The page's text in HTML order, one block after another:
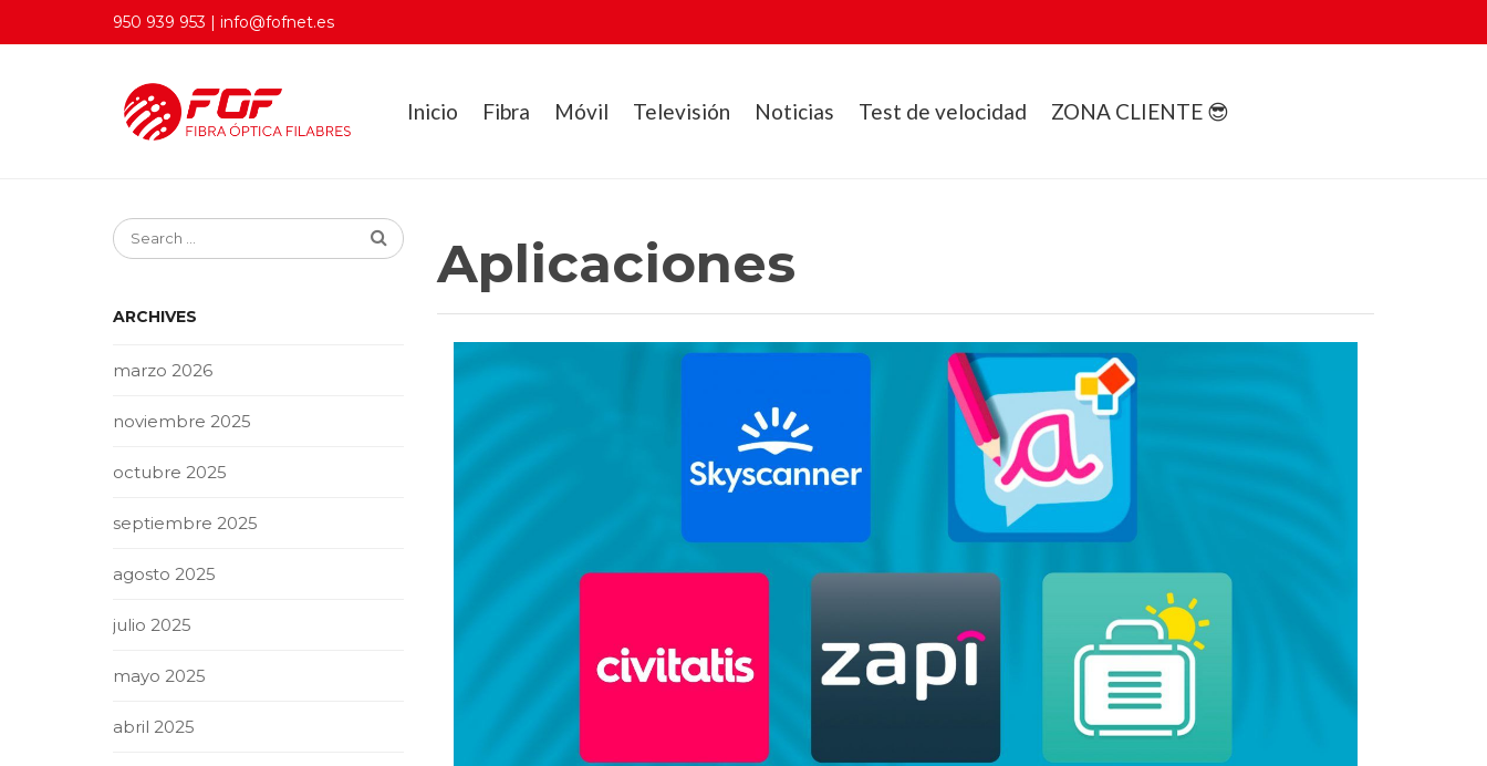
950 939 953 | info@fofnet.es
Inicio Fibra Móvil Televisión Noticias Test de velocidad ZONA CLIENTE 😎
Aplicaciones
ARCHIVES
marzo 2026
noviembre 2025
octubre 2025
septiembre 2025
agosto 2025
julio 2025
mayo 2025
abril 2025